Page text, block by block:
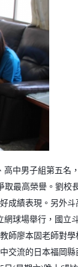
中男子組第五名
最高榮譽。劉校
成績表現。另外
網球場舉行，國立
師廖本固老師對
交流的日本福岡